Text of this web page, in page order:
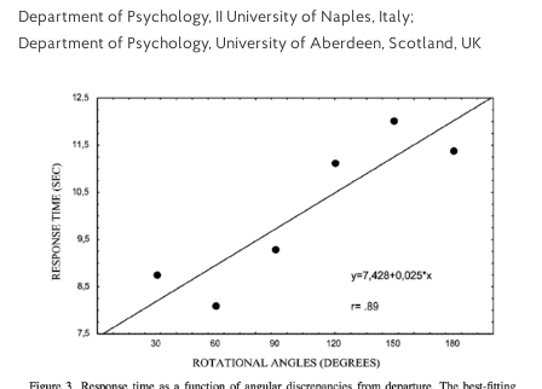
Department of Psychology, II University of Naples, Italy;
Department of Psychology, University of Aberdeen, Scotland, UK